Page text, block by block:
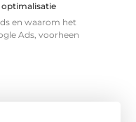
en waarom het
Ads, voorheen